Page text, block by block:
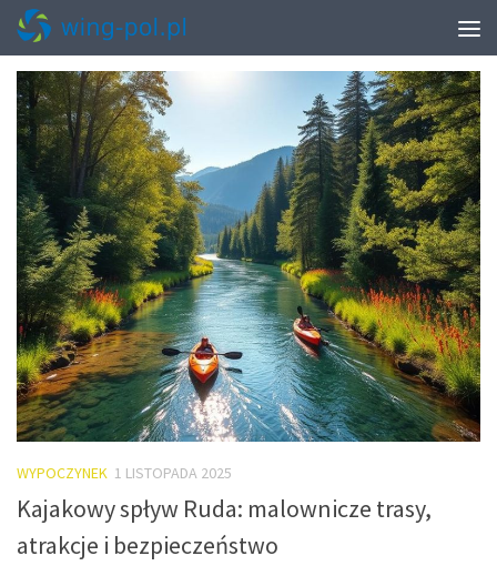
MONTHLY ARCHIVE:
WYPOCZYNEK 1 LISTOPADA 2025
Kajakowy spływ Ruda: malownicze trasy,
atrakcje i bezpieczeństwo